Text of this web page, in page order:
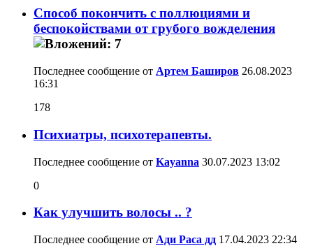
Способ покончить с поллюциями и
беспокойствами от грубого вожделения
Последнее сообщение от Артем Баширов 26.08.2023
16:31
178
Психиатры, психотерапевты.
Последнее сообщение от Kayanna 30.07.2023 13:02
0
Как улучшить волосы .. ?
Последнее сообщение от Ади Раса дд 17.04.2023 22:34